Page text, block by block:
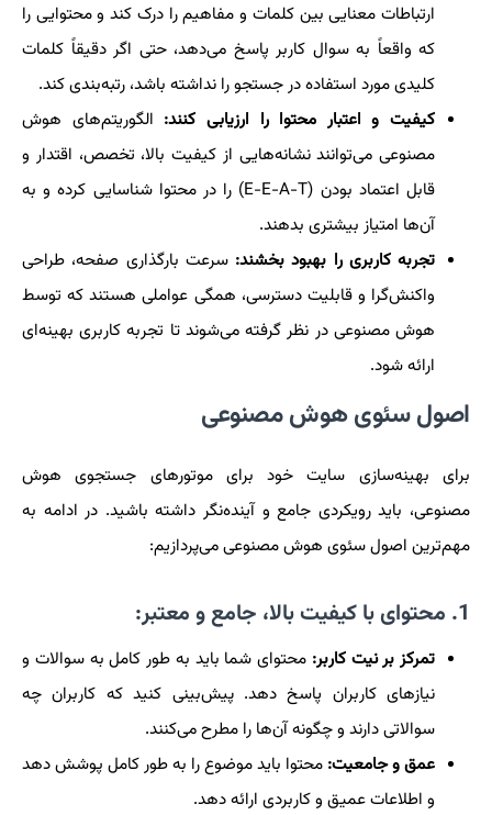
ارتباطات معنایی بین کلمات و مفاهیم را درک کند و محتوایی را
که واقعاً به سوال کاربر پاسخ می‌دهد، حتی اگر دقیقاً کلمات
کلیدی مورد استفاده در جستجو را نداشته باشد، رتبه‌بندی کند.
کیفیت و اعتبار محتوا را ارزیابی کنند: الگوریتم‌های هوش
مصنوعی می‌توانند نشانه‌هایی از کیفیت بالا، تخصص، اقتدار و
قابل اعتماد بودن (E-E-A-T) را در محتوا شناسایی کرده و به
آن‌ها امتیاز بیشتری بدهند.
تجربه کاربری را بهبود بخشند:سرعت بارگذاری صفحه، طراحی
واکنش‌گرا و قابلیت دسترسی، همگی عواملی هستند که توسط
هوش مصنوعی در نظر گرفته می‌شوند تا تجربه کاربری بهینه‌ای
ارائه شود.
اصول سئوی هوش مصنوعی
برای بهینه‌سازی سایت خود برای موتورهای جستجوی هوش
مصنوعی، باید رویکردی جامع و آینده‌نگر داشته باشید. در ادامه به
مهم‌ترین اصول سئوی هوش مصنوعی می‌پردازیم:
1. محتوای با کیفیت بالا، جامع و معتبر:
تمرکز بر نیت کاربر: محتوای شما باید به طور کامل به سوالات و
نیازهای کاربران پاسخ دهد. پیش‌بینی کنید که کاربران چه
سوالاتی دارند و چگونه آن‌ها را مطرح می‌کنند.
عمق و جامعیت: محتوا باید موضوع را به طور کامل پوشش دهد
و اطلاعات عمیق و کاربردی ارائه دهد.